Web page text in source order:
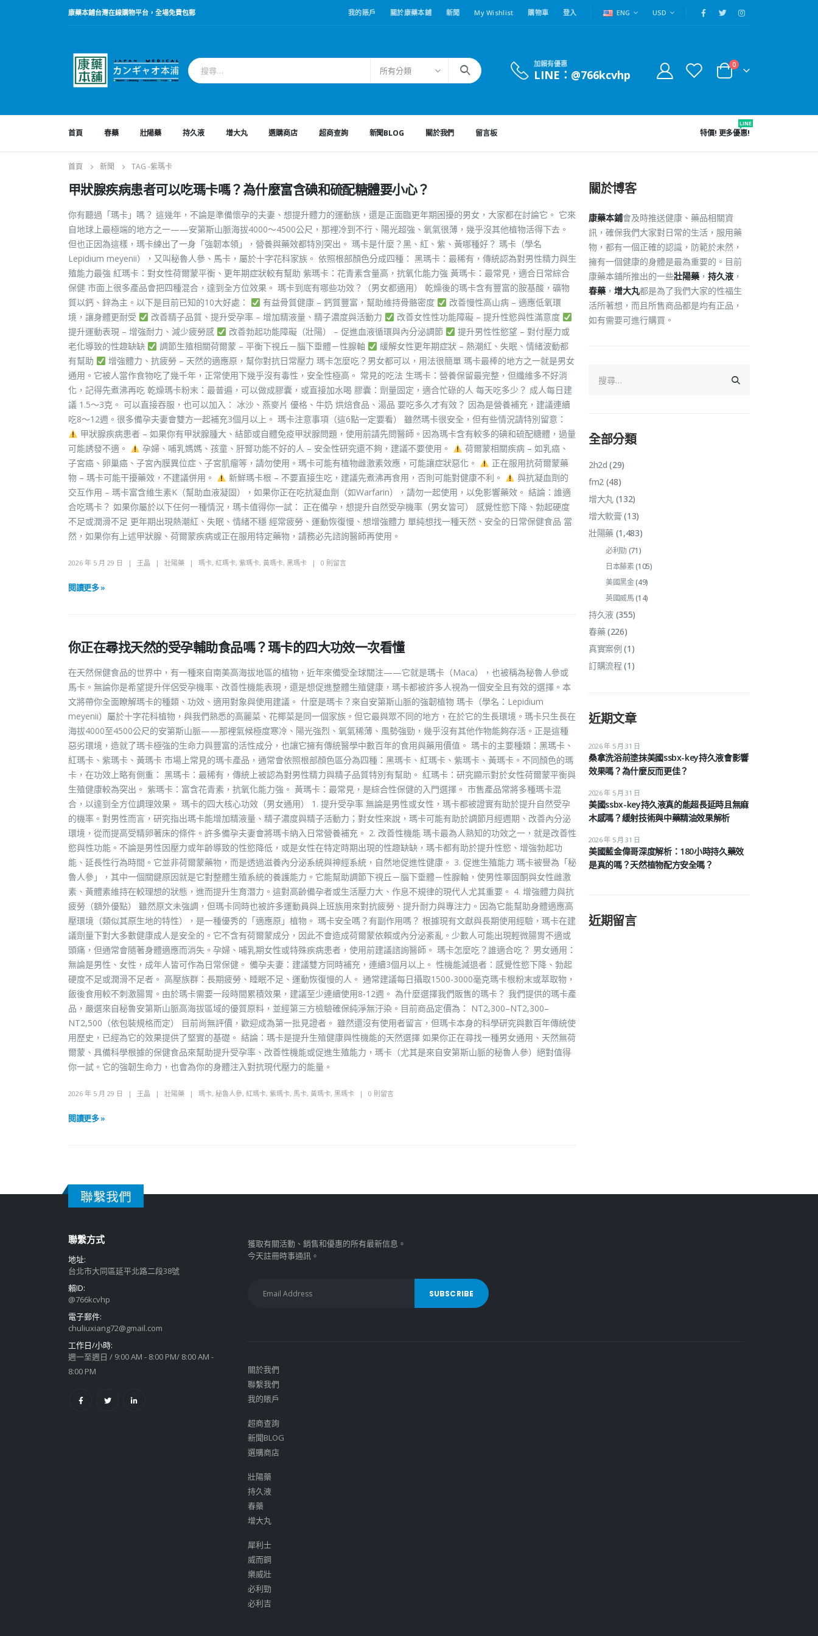
康藥本鋪台灣在線購物平台，全場免費包郵 我的賬戶 關於康藥本鋪 新聞 My Wishlist 購物車 登入 ENG USD
所有分類
加賴有優惠
LINE：@766kcvhp
0
首頁 春藥 壯陽藥 持久液 增大丸 選購商店 超商查詢 新聞BLOG 關於我們 留言板 特價! 更多優惠!
LINE
首頁 新聞 TAG -紫瑪卡
甲狀腺疾病患者可以吃瑪卡嗎？為什麼富含碘和硫配糖體要小心？
你有聽過「瑪卡」嗎？ 這幾年，不論是準備懷孕的夫妻、想提升體力的運動族，還是正面臨更年期困擾的男女，大家都在討論它。 它來
自地球上最極端的地方之一——安第斯山脈海拔4000～4500公尺，那裡冷到不行、陽光超強、氧氣很薄，幾乎沒其他植物活得下去。
但也正因為這樣，瑪卡練出了一身「強韌本領」，營養與藥效都特別突出。 瑪卡是什麼？黑、紅、紫、黃哪種好？ 瑪卡（學名
Lepidium meyenii），又叫秘魯人參、馬卡，屬於十字花科家族。 依照根部顏色分成四種： 黑瑪卡：最稀有，傳統認為對男性精力與生
殖能力最強 紅瑪卡：對女性荷爾蒙平衡、更年期症狀較有幫助 紫瑪卡：花青素含量高，抗氧化能力強 黃瑪卡：最常見，適合日常綜合
保健 市面上很多產品會把四種混合，達到全方位效果。 瑪卡到底有哪些功效？（男女都適用） 乾燥後的瑪卡含有豐富的胺基酸，礦物
質以鈣、鋅為主。以下是目前已知的10大好處：
有益骨質健康 – 鈣質豐富，幫助維持骨骼密度
改善慢性高山病 – 適應低氧環
境，讓身體更耐受
改善精子品質、提升受孕率 – 增加精液量、精子濃度與活動力
改善女性性功能障礙 – 提升性慾與性滿意度
提升運動表現 – 增強耐力、減少疲勞感
改善勃起功能障礙（壯陽） – 促進血液循環與內分泌調節
提升男性性慾望 – 對付壓力或
老化導致的性趣缺缺
調節生殖相關荷爾蒙 – 平衡下視丘－腦下垂體－性腺軸
緩解女性更年期症狀 – 熱潮紅、失眠、情緒波動都
有幫助
增強體力、抗疲勞 – 天然的適應原，幫你對抗日常壓力 瑪卡怎麼吃？男女都可以，用法很簡單 瑪卡最棒的地方之一就是男女
通用。它被人當作食物吃了幾千年，正常使用下幾乎沒有毒性，安全性極高。 常見的吃法 生瑪卡：營養保留最完整，但纖維多不好消
化，記得先煮沸再吃 乾燥瑪卡粉末：最普遍，可以做成膠囊，或直接加水喝 膠囊：劑量固定，適合忙碌的人 每天吃多少？ 成人每日建
議 1.5～3克。 可以直接吞服，也可以加入： 冰沙、燕麥片 優格、牛奶 烘焙食品、湯品 要吃多久才有效？ 因為是營養補充，建議連續
吃8～12週。很多備孕夫妻會雙方一起補充3個月以上。 瑪卡注意事項（這6點一定要看） 雖然瑪卡很安全，但有些情況請特別留意：
甲狀腺疾病患者 – 如果你有甲狀腺腫大、結節或自體免疫甲狀腺問題，使用前請先問醫師。因為瑪卡含有較多的碘和硫配糖體，過量
可能誘發不適。
孕婦、哺乳媽媽、孩童、肝腎功能不好的人 – 安全性研究還不夠，建議不要使用。
荷爾蒙相關疾病 – 如乳癌、
子宮癌、卵巢癌、子宮內膜異位症、子宮肌瘤等，請勿使用。瑪卡可能有植物雌激素效應，可能讓症狀惡化。
正在服用抗荷爾蒙藥
物 – 瑪卡可能干擾藥效，不建議併用。
新鮮瑪卡根 – 不要直接生吃，建議先煮沸再食用，否則可能對健康不利。
與抗凝血劑的
交互作用 – 瑪卡富含維生素K（幫助血液凝固），如果你正在吃抗凝血劑（如Warfarin），請勿一起使用，以免影響藥效。 結論：誰適
合吃瑪卡？ 如果你屬於以下任何一種情況，瑪卡值得你一試： 正在備孕，想提升自然受孕機率（男女皆可） 感覺性慾下降、勃起硬度
不足或潤滑不足 更年期出現熱潮紅、失眠、情緒不穩 經常疲勞、運動恢復慢、想增強體力 單純想找一種天然、安全的日常保健食品 當
然，如果你有上述甲狀腺、荷爾蒙疾病或正在服用特定藥物，請務必先諮詢醫師再使用。
2026 年 5 月 29 日 王晶 壯陽藥 瑪卡, 紅瑪卡, 紫瑪卡, 黃瑪卡, 黑瑪卡 0 則留言
閱讀更多 »
你正在尋找天然的受孕輔助食品嗎？瑪卡的四大功效一次看懂
在天然保健食品的世界中，有一種來自南美高海拔地區的植物，近年來備受全球關注——它就是瑪卡（Maca），也被稱為秘魯人參或
馬卡。無論你是希望提升伴侶受孕機率、改善性機能表現，還是想促進整體生殖健康，瑪卡都被許多人視為一個安全且有效的選擇。本
文將帶你全面瞭解瑪卡的種類、功效、適用對象與使用建議。 什麼是瑪卡？來自安第斯山脈的強韌植物 瑪卡（學名：Lepidium
meyenii）屬於十字花科植物，與我們熟悉的高麗菜、花椰菜是同一個家族。但它最與眾不同的地方，在於它的生長環境。瑪卡只生長在
海拔4000至4500公尺的安第斯山脈——那裡氣候極度寒冷、陽光強烈、氧氣稀薄、風勢強勁，幾乎沒有其他作物能夠存活。正是這種
惡劣環境，造就了瑪卡極強的生命力與豐富的活性成分，也讓它擁有傳統醫學中數百年的食用與藥用價值。 瑪卡的主要種類：黑瑪卡、
紅瑪卡、紫瑪卡、黃瑪卡 市場上常見的瑪卡產品，通常會依照根部顏色區分為四種：黑瑪卡、紅瑪卡、紫瑪卡、黃瑪卡。不同顏色的瑪
卡，在功效上略有側重： 黑瑪卡：最稀有，傳統上被認為對男性精力與精子品質特別有幫助。 紅瑪卡：研究顯示對於女性荷爾蒙平衡與
生殖健康較為突出。 紫瑪卡：富含花青素，抗氧化能力強。 黃瑪卡：最常見，是綜合性保健的入門選擇。 市售產品常將多種瑪卡混
合，以達到全方位調理效果。 瑪卡的四大核心功效（男女通用） 1. 提升受孕率 無論是男性或女性，瑪卡都被證實有助於提升自然受孕
的機率。對男性而言，研究指出瑪卡能增加精液量、精子濃度與精子活動力；對女性來說，瑪卡可能有助於調節月經週期、改善內分泌
環境，從而提高受精卵著床的條件。許多備孕夫妻會將瑪卡納入日常營養補充。 2. 改善性機能 瑪卡最為人熟知的功效之一，就是改善性
慾與性功能。不論是男性因壓力或年齡導致的性慾降低，或是女性在特定時期出現的性趣缺缺，瑪卡都有助於提升性慾、增強勃起功
能、延長性行為時間。它並非荷爾蒙藥物，而是透過滋養內分泌系統與神經系統，自然地促進性健康。 3. 促進生殖能力 瑪卡被譽為「秘
魯人參」，其中一個關鍵原因就是它對整體生殖系統的養護能力。它能幫助調節下視丘－腦下垂體－性腺軸，使男性睪固酮與女性雌激
素、黃體素維持在較理想的狀態，進而提升生育潛力。這對高齡備孕者或生活壓力大、作息不規律的現代人尤其重要。 4. 增強體力與抗
疲勞（額外優點） 雖然原文未強調，但瑪卡同時也被許多運動員與上班族用來對抗疲勞、提升耐力與專注力。因為它能幫助身體適應高
壓環境（類似其原生地的特性），是一種優秀的「適應原」植物。 瑪卡安全嗎？有副作用嗎？ 根據現有文獻與長期使用經驗，瑪卡在建
議劑量下對大多數健康成人是安全的。它不含有荷爾蒙成分，因此不會造成荷爾蒙依賴或內分泌紊亂。少數人可能出現輕微腸胃不適或
頭痛，但通常會隨著身體適應而消失。孕婦、哺乳期女性或特殊疾病患者，使用前建議諮詢醫師。 瑪卡怎麼吃？誰適合吃？ 男女通用：
無論是男性、女性，成年人皆可作為日常保健。 備孕夫妻：建議雙方同時補充，連續3個月以上。 性機能減退者：感覺性慾下降、勃起
硬度不足或潤滑不足者。 高壓族群：長期疲勞、睡眠不足、運動恢復慢的人。 通常建議每日攝取1500-3000毫克瑪卡根粉末或萃取物，
飯後食用較不刺激腸胃。由於瑪卡需要一段時間累積效果，建議至少連續使用8-12週。 為什麼選擇我們販售的瑪卡？ 我們提供的瑪卡產
品，嚴選來自秘魯安第斯山脈高海拔區域的優質原料，並經第三方檢驗確保純淨無汙染。目前商品定價為： NT2,300–NT2,300–
NT2,500（依包裝規格而定） 目前尚無評價，歡迎成為第一批見證者。 雖然還沒有使用者留言，但瑪卡本身的科學研究與數百年傳統使
用歷史，已經為它的效果提供了堅實的基礎。 結論：瑪卡是提升生殖健康與性機能的天然選擇 如果你正在尋找一種男女通用、天然無荷
爾蒙、具備科學根據的保健食品來幫助提升受孕率、改善性機能或促進生殖能力，瑪卡（尤其是來自安第斯山脈的秘魯人參）絕對值得
你一試。它的強韌生命力，也會為你的身體注入對抗現代壓力的能量。
2026 年 5 月 29 日 王晶 壯陽藥 瑪卡, 秘魯人參, 紅瑪卡, 紫瑪卡, 馬卡, 黃瑪卡, 黑瑪卡 0 則留言
閱讀更多 »
關於博客
康藥本鋪會及時推送健康、藥品相關資
訊，確保我們大家對日常的生活，服用藥
物，都有一個正確的認識，防範於未然，
擁有一個健康的身體是最為重要的。目前
康藥本鋪所推出的一些壯陽藥 ， 持久液 ，
春藥 ， 增大丸都是為了我們大家的性福生
活所著想，而且所售商品都是均有正品，
如有需要可進行購買。
全部分類
2h2d (29)
fm2(48)
增大丸(132)
增大軟膏 (13)
壯陽藥(1,483)
必利勁(71)
日本藤素(105)
美國黑金(49)
英國威馬(14)
持久液(355)
春藥(226)
真實案例 (1)
訂購流程 (1)
近期文章
桑拿洗浴前塗抹美國ssbx-key持久液會影響
效果嗎？為什麼反而更佳？
2026 年 5 月 31 日
美國ssbx-key持久液真的能超長延時且無麻
木感嗎？緩射技術與中藥精油效果解析
2026 年 5 月 31 日
美國藍金偉哥深度解析：180小時持久藥效
是真的嗎？天然植物配方安全嗎？
2026 年 5 月 31 日
近期留言
聯繫我們
聯繫方式
地址:
台北市大同區延平北路二段38號
賴ID:
@766kcvhp
電子郵件:
chuliuxiang72@gmail.com
工作日/小時:
週一至週日 / 9:00 AM - 8:00 PM/ 8:00 AM -
8:00 PM
獲取有關活動、銷售和優惠的所有最新信息。
今天註冊時事通訊。
關於我們
聯繫我們
我的賬戶
超商查詢
新聞BLOG
選購商店
壯陽藥
持久液
春藥
增大丸
犀利士
威而鋼
樂威壯
必利勁
必利吉